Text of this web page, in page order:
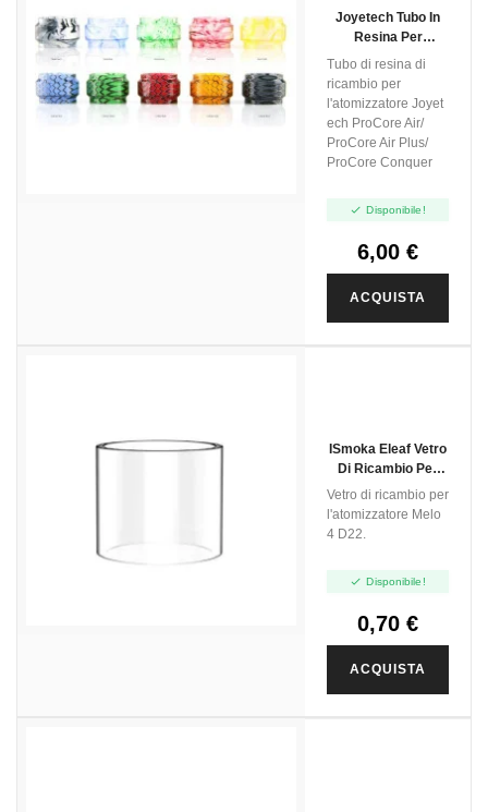
Joyetech Tubo In
Resina Per
ProCore Air/
ProCore Air Plus/
Procore Conquer -
1pz
Tubo di resina di
ricambio per
l'atomizzatore Joyet
ech ProCore Air/
ProCore Air Plus/
ProCore Conquer
 Disponibile!
6,00 €
ACQUISTA
ISmoka Eleaf Vetro
Di Ricambio Per
Melo 4 D22 - 2ml -
1pz
Vetro di ricambio per
l'atomizzatore Melo
4 D22.
 Disponibile!
0,70 €
ACQUISTA